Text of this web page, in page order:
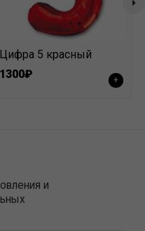
Цифра 5 красный
1300₽
+
и